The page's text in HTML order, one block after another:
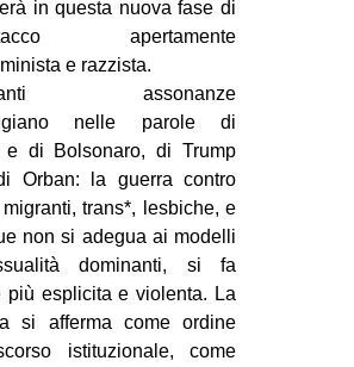
in questa nuova fase di
apertamente
e razzista.
assonanze
nelle parole di
e di Bolsonaro, di Trump
Orban: la guerra contro
trans*, lesbiche, e
non si adegua ai modelli
dominanti, si fa
più esplicita e violenta. La
si afferma come ordine
istituzionale, come